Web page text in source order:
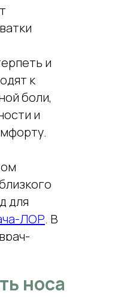
и
к
боли,
и
для
ЛОР. В
поможет
осмотр
носа